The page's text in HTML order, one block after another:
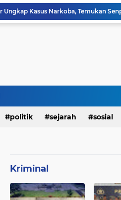
Masuk Fase Finishing Sebelum
Rumah Bapak Sirajudi Setelah
politik sejarah sosial
Kriminal